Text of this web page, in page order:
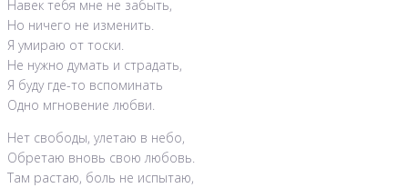
Навек тебя мне не забыть,
Но ничего не изменить.
Я умираю от тоски.
Не нужно думать и страдать,
Я буду где-то вспоминать
Одно мгновение любви.
Нет свободы, улетаю в небо,
Обретаю вновь свою любовь.
Там растаю, боль не испытаю,